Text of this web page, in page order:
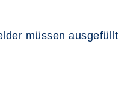
müssen ausgefüllt